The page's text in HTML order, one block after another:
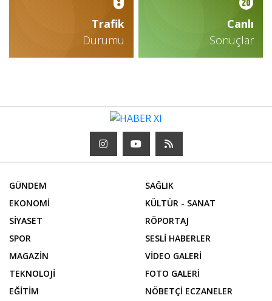
Trafik
Durumu
Canlı
Sonuçlar
GÜNDEM
EKONOMİ
SİYASET
SPOR
MAGAZİN
TEKNOLOJİ
EĞİTİM
SAĞLIK
KÜLTÜR - SANAT
RÖPORTAJ
SESLİ HABERLER
VİDEO GALERİ
FOTO GALERİ
NÖBETÇİ ECZANELER